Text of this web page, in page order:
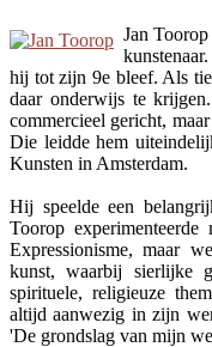
Jan
hij tot zijn 9e bleef. Als
daar onderwijs te
commercieel gericht,
Die leidde hem
Kunsten in Amsterdam.
Hij speelde een
Toorop
Expressionisme, maar
kunst, waarbij sierlijke
spirituele, religieuze
altijd aanwezig in zijn
'De grondslag van mijn